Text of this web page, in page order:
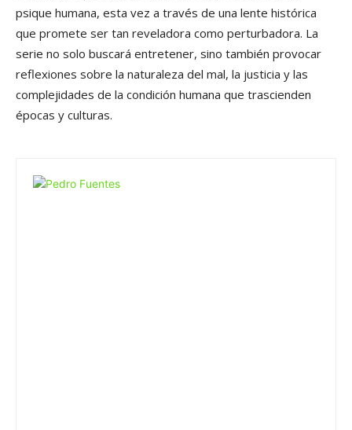
psique humana, esta vez a través de una lente histórica
que promete ser tan reveladora como perturbadora. La
serie no solo buscará entretener, sino también provocar
reflexiones sobre la naturaleza del mal, la justicia y las
complejidades de la condición humana que trascienden
épocas y culturas.